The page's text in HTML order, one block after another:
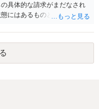
具体的な請求がまだなされ
にはあるものと思慮いたし
含め、投稿者で自己責任で
ない旨の規定がなされてい
イトとして投稿画像等のチ
断して行動するように求め
結果として、権利者から削
実上、その投稿状態が残っ